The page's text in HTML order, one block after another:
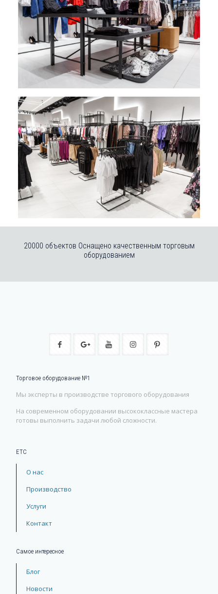
20000 объектов Оснащено качественным торговым
оборудованием
Торговое оборудование №1
Мы эксперты в производстве торгового оборудования
На современном оборудовании высококлассные мастера
готовы выполнить задачи любой сложности.
ЕТС
О нас
Производство
Услуги
Контакт
Самое интересное
Блог
Новости